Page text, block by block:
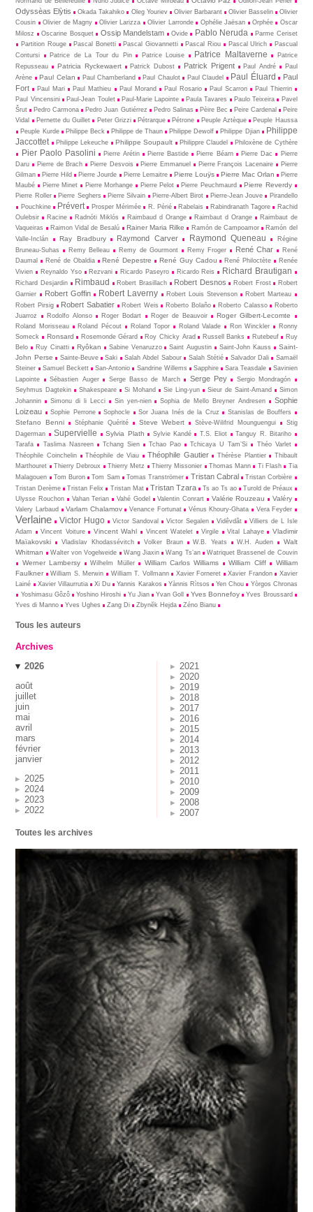
Odyssèas Elỳtis Okada Takahiko Oleg Youriev Olivier Barbarant Olivier Basselin
Olivier
Cousin
Olivier de Magny Olivier Larizza Olivier Larronde Ophélie Jaësan Orphée
Oscar
Milosz
Oscarine Bosquet Ossip Mandelstam Ovide Pablo Neruda
Parme Ceriset
Partition Rouge
Pascal Bonetti Pascal Giovannetti Pascal Riou Pascal Ulrich
Pascual
Contursi
Patrice de La Tour du Pin Patrice Louise Patrice Maltaverne
Patrice
Repusseau
Patricia Ryckewaert Patrick Dubost Patrick Prigent Paul André
Paul
Arène
Paul Celan Paul Chamberland Paul Chaulot Paul Claudel Paul Éluard
Paul
Fort
Paul Mari Paul Mathieu Paul Morand Paul Rosario Paul Scarron
Paul Thierrin
Paul Vincensini
Paul-Jean Toulet Paul-Marie Lapointe Paula Tavares Paulo Teixeira
Pavel
Šrut
Pedro Carmona Pedro Juan Gutiérrez Pedro Salinas Pèire Bec Peire Cardenal
Peire
Vidal
Pernette du Guillet Peter Grizzi Pétrarque Pétrone Peuple Aztèque
Peuple Haussa
Peuple Kurde
Philippe Beck Philippe de Thaun Philippe Dewolf Philippe Djian
Philippe
Jaccottet
Philippe Lekeuche Philippe Soupault Philippre Claudel Philoxène de Cythère
Pier Paolo Pasolini Pierre Arétin Pierre Bastide Pierre Béarn Pierre Dac
Pierre
Daru
Pierre de Brach Pierre Desvois Pierre Emmanuel Pierre François Lacenaire
Pierre
Gilman
Pierre Hild Pierre Jourde Pierre Lemaitre Pierre Louÿs Pierre Mac Orlan
Pierre
Maubé
Pierre Minet Pierre Morhange Pierre Pelot Pierre Peuchmaurd Pierre Reverdy
Pierre Roller Pierre Seghers Pierre Silvain Pierre-Albert Birot Pierre-Jean Jouve
Pirandello
Pouchkine
Prévert Prosper Mérimée R. Périé Rabelais Rabindranath Tagore
Rachid
Oulebsir
Racine Radnóti Miklós Raimbaud d Orange Raimbaut d Orange
Raimbaut de
Vaqueiras
Raimon Vidal de Besalú Rainer Maria Rilke Ramón de Campoamor
Ramón del
Valle-Inclán
Ray Bradbury Raymond Carver Raymond Queneau
Régine
Bruneau-Suhas
Remy Belleau Remy de Gourmont Remy Froger René Char
René
Daumal
René de Obaldia René Depestre René Guy Cadou René Philoctète
Renée
Vivien
Reynaldo Yso Rezvani Ricardo Paseyro Ricardo Reis Richard Brautigan
Richard Desjardin Rimbaud Robert Brasillach Robert Desnos Robert Frost
Robert
Garnier
Robert Goffin Robert Laverny Robert Louis Stevenson
Robert Marteau
Robert Pirsig
Robert Sabatier Robert Weis Roberto Bolaño Roberto Calasso
Roberto
Juarroz
Rodolfo Alonso Roger Bodart Roger de Beauvoir Roger Gilbert-Lecomte
Roland Morisseau Roland Pécout Roland Topor Roland Valade Ron Winckler
Ronny
Someck
Ronsard Rosemonde Gérard Roy Chicky Arad Russell Banks Rutebeuf
Ruy
Belo
Ruy Cinatti Ryôkan Sabine Venaruzzo Saint Augustin Saint-John Kauss
Saint-
John Perse
Sainte-Beuve Saki Salah Abdel Sabour Salah Stétié Salvador Dali
Samaël
Steiner
Samuel Beckett San-Antonio Sandrine Willems Sapphire Sara Teasdale
Savinien
Lapointe
Sébastien Auger Serge Basso de March Serge Pey
Sergio Mondragón
Seyhmus Dagtekin
Shakespeare Si Mohand Sie Ling-yun Sieur de Saint-Amand
Simon
Johannin
Simonu di li Lecci Sin yen-nien Sophia de Mello Breyner Andresen
Sophie
Loizeau
Sophie Perrone Sophocle Sor Juana Inés de la Cruz Stanislas de Bouffers
Stefano Benni Stéphanie Quérité Steve Webert Stève-Wilifrid Mounguengui
Stig
Dagerman
Supervielle Sylvia Plath Sylvie Kandé T.S. Eliot
Tanguy R. Bitariho
Tarafa
Taslima Nasreen Tchang Sien Tchao Pao Tchicaya U Tam’Si
Théo Varlet
Théophile Coinchelin
Théophile de Viau Théophile Gautier Thérèse Plantier
Thibault
Marthouret
Thierry Debroux Thierry Metz Thierry Missonier Thomas Mann Ti Flash
Tia
Malagouen
Tom Buron Tom Sam Tomas Tranströmer Tristan Cabral
Tristan Corbière
Tristan Derème
Tristan Felix Tristan Mat Tristan Tzara Ts ao Ts ao
Turold de Préaux
Ulysse Rouchon
Vahan Terian Vahé Godel Valentin Conrart Valérie Rouzeau Valéry
Valery Larbaud Varlam Chalamov Venance Fortunat Vénus Khoury-Ghata Vera Feyder
Verlaine Victor Hugo Victor Sandoval Victor Segalen Vidêvdât
Villiers de L Isle
Adam
Vincent Voiture Vincent Wahl Vincent Watelet Virgile Vital Lahaye
Vladimir
Maïakovski
Vladislav Khodassévitch Volker Braun W.B. Yeats W.H. Auden
Walt
Whitman
Walter von Vogelweide Wang Jiaxin Wang Ts’an Watriquet Brassenel de Couvin
Werner Lambersy Wilhelm Müller William Carlos Williams William Cliff
William
Faulkner
William S. Merwin William T. Vollmann Xavier Forneret Xavier Frandon
Xavier
Lainé
Xavier Villaurrutia Xi Du Yannis Karakos Yànnis Rìtsos Yen Chou
Yòrgos Chronas
Yoshimasu Gôzô
Yoshino Hiroshi Yu Jian Yvan Goll Yves Bonnefoy
Yves Broussard
Yves di Manno
Yves Ughes Zang Di Zbynĕk Hejda Zéno Bianu
Tous les auteurs
Archives
2026
août
juillet
juin
mai
avril
mars
février
janvier
2025
2024
2023
2022
2021
2020
2019
2018
2017
2016
2015
2014
2013
2012
2011
2010
2009
2008
2007
Toutes les archives